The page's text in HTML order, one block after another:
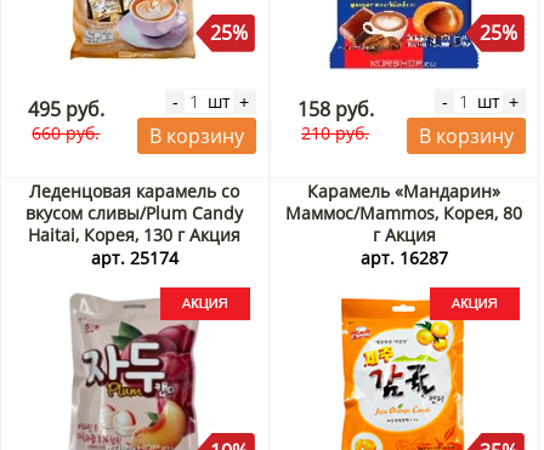
25%
495 руб.
660 руб.
- шт +
В корзину
25%
158 руб.
210 руб.
- шт +
В корзину
Леденцовая карамель со
вкусом сливы/Plum Candy
Haitai, Корея, 130 г Акция
арт. 25174
Карамель «Мандарин»
Маммос/Mammos, Корея, 80
г Акция
арт. 16287